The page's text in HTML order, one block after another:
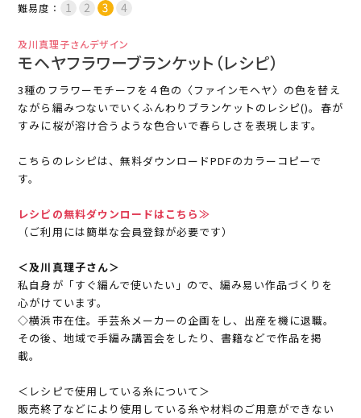
難易度：
及川真理子さんデザイン
モヘヤフラワーブランケット（レシピ）
3種のフラワーモチーフを４色の〈ファインモヘヤ〉の色を替え
ながら編みつないでいくふんわりブランケットのレシピ()。春が
すみに桜が溶け合うような色合いで春らしさを表現します。
こちらのレシピは、無料ダウンロードPDFのカラーコピーで
す。
レシピの無料ダウンロードはこちら≫
（ご利用には簡単な会員登録が必要です）
＜及川真理子さん＞
私自身が「すぐ編んで使いたい」ので、編み易い作品づくりを
心がけています。
◇横浜市在住。手芸糸メーカーの企画をし、出産を機に退職。
その後、地域で手編み講習会をしたり、書籍などで作品を掲
載。
＜レシピで使用している糸について＞
販売終了などにより使用している糸や材料のご用意ができない